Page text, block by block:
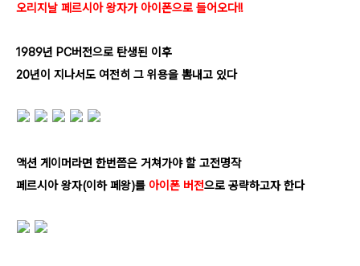
오리지날 페르시아 왕자가 아이폰으로 들어오다!!
1989년 PC버전으로 탄생된 이후
20년이 지나서도 여전히 그 위용을 뽐내고 있다
액션 게이머라면 한번쯤은 거쳐가야 할 고전명작
페르시아 왕자(이하 페왕)를 아이폰 버전으로 공략하고자 한다